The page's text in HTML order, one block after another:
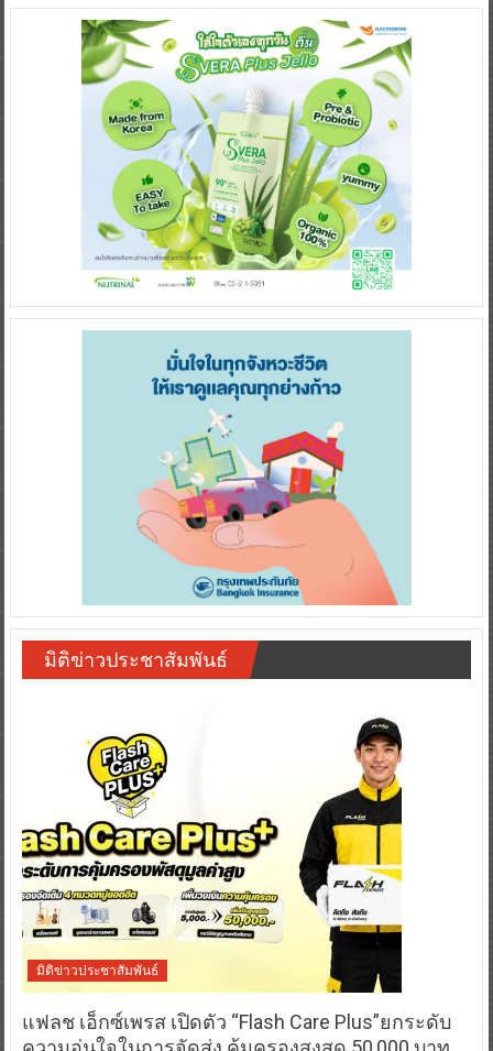
มิติข่าวประชาสัมพันธ์
มิติข่าวประชาสัมพันธ์
แฟลช เอ็กซ์เพรส เปิดตัว “Flash Care Plus”ยกระดับ